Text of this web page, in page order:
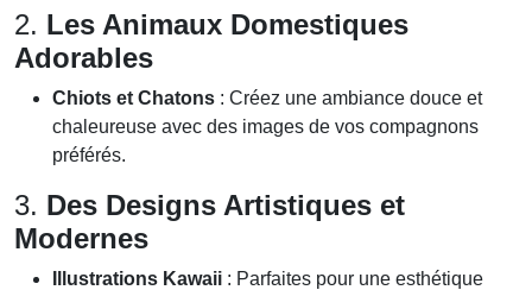
2. Les Animaux Domestiques
Adorables
Chiots et Chatons : Créez une ambiance douce et
chaleureuse avec des images de vos compagnons
préférés.
3. Des Designs Artistiques et
Modernes
Illustrations Kawaii : Parfaites pour une esthétique